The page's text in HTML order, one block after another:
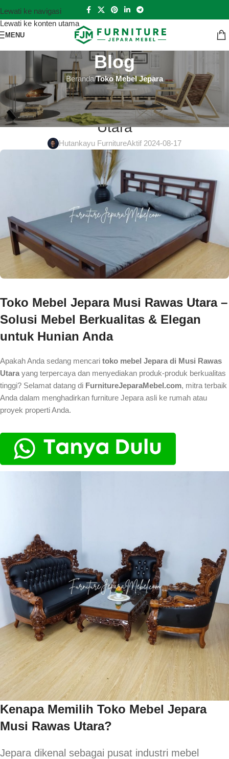
Lewati ke navigasi
Lewati ke konten utama
MENU
Blog
Beranda/Toko Mebel Jepara
TOKO MEBEL JEPARA
Toko Mebel Jepara Musi Rawas
Utara
Hutankayu FurnitureAktif 2024-08-17
Toko Mebel Jepara Musi Rawas Utara –
Solusi Mebel Berkualitas & Elegan
untuk Hunian Anda
Apakah Anda sedang mencari toko mebel Jepara di Musi Rawas
Utara yang terpercaya dan menyediakan produk-produk berkualitas
tinggi? Selamat datang di FurnitureJeparaMebel.com, mitra terbaik
Anda dalam menghadirkan furniture Jepara asli ke rumah atau
proyek properti Anda.
Kenapa Memilih Toko Mebel Jepara
Musi Rawas Utara?
Jepara dikenal sebagai pusat industri mebel